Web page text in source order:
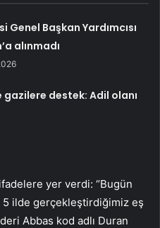
Genel Başkan Yardımcısı
alınmadı
gazilere destek: Adil olanı
yer verdi: “Bugün
ilde gerçekleştirdiğimiz eş
Abbas kod adlı Duran